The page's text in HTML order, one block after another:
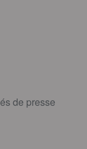
de presse